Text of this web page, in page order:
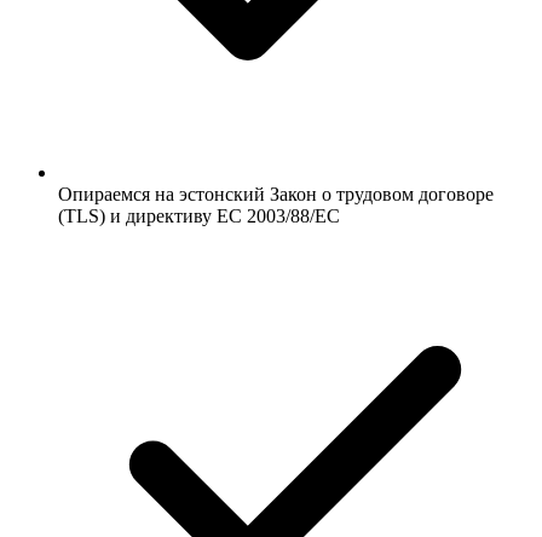
Опираемся на эстонский Закон о трудовом договоре
(TLS) и директиву ЕС 2003/88/EC